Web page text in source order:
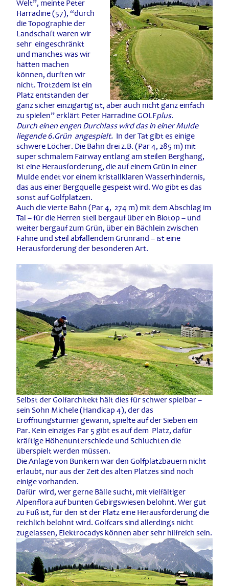
Welt”, meinte Peter
Harradine (57), “durch
die Topographie der
Landschaft waren wir
sehr eingeschränkt
und manches was wir
hätten machen
können, durften wir
nicht. Trotzdem ist ein
Platz entstanden der
ganz sicher einzigartig ist, aber auch nicht ganz einfach
zu spielen” erklärt Peter Harradine GOLFplus.
Durch einen engen Durchlass wird das in einer Mulde
liegende 6.Grün angespielt. In der Tat gibt es einige
schwere Löcher. Die Bahn drei z.B. (Par 4, 285 m) mit
super schmalem Fairway entlang am steilen Berghang,
ist eine Herausforderung, die auf einem Grün in einer
Mulde endet vor einem kristallklaren Wasserhindernis,
das aus einer Bergquelle gespeist wird. Wo gibt es das
sonst auf Golfplätzen.
Auch die vierte Bahn (Par 4, 274 m) mit dem Abschlag im
Tal – für die Herren steil bergauf über ein Biotop – und
weiter bergauf zum Grün, über ein Bächlein zwischen
Fahne und steil abfallendem Grünrand – ist eine
Herausforderung der besonderen Art.
Selbst der Golfarchitekt hält dies für schwer spielbar –
sein Sohn Michele (Handicap 4), der das
Eröffnungsturnier gewann, spielte auf der Sieben ein
Par. Kein einziges Par 5 gibt es auf dem Platz, dafür
kräftige Höhenunterschiede und Schluchten die
überspielt werden müssen.
Die Anlage von Bunkern war den Golfplatzbauern nicht
erlaubt, nur aus der Zeit des alten Platzes sind noch
einige vorhanden.
Dafür wird, wer gerne Bälle sucht, mit vielfältiger
Alpenflora auf bunten Gebirgswiesen belohnt. Wer gut
zu Fuß ist, für den ist der Platz eine Herausforderung die
reichlich belohnt wird. Golfcars sind allerdings nicht
zugelassen, Elektrocadys können aber sehr hilfreich sein.